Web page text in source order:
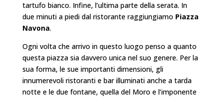
tartufo bianco. Infine, l’ultima parte della serata. In
due minuti a piedi dal ristorante raggiungiamo Piazza
Navona.
Ogni volta che arrivo in questo luogo penso a quanto
questa piazza sia davvero unica nel suo genere. Per la
sua forma, le sue importanti dimensioni, gli
innumerevoli ristoranti e bar illuminati anche a tarda
notte e le due fontane, quella del Moro e l’imponente